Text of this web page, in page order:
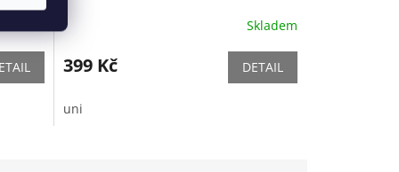
Skladem
399 Kč DETAIL
uni